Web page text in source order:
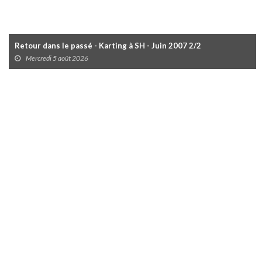
Retour dans le passé - Karting à SH - Juin 2007 2/2
Mercredi 5 août 2026